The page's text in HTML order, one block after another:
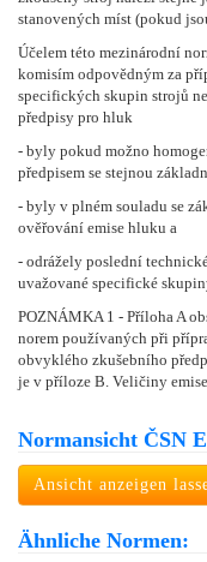
stanovených míst (pokud
Účelem této mezinárodní
komisím odpovědným za
specifických skupin strojů
předpisy pro hluk
- byly pokud možno
předpisem se stejnou
- byly v plném souladu se
ověřování emise hluku a
- odrážely poslední
uvažované specifické
POZNÁMKA 1 - Příloha A
norem používaných při
obvyklého zkušebního
je v příloze B. Veličiny
Normansicht ČSN
Ansicht anzeigen
Ähnliche Normen: